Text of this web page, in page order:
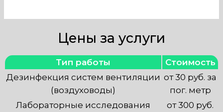
Цены за услуги
Тип работы
Стоимость
Дезинфекция систем вентиляции
(воздуховоды)
от 30 руб. за
пог. метр
Лабораторные исследования
от 300 руб.